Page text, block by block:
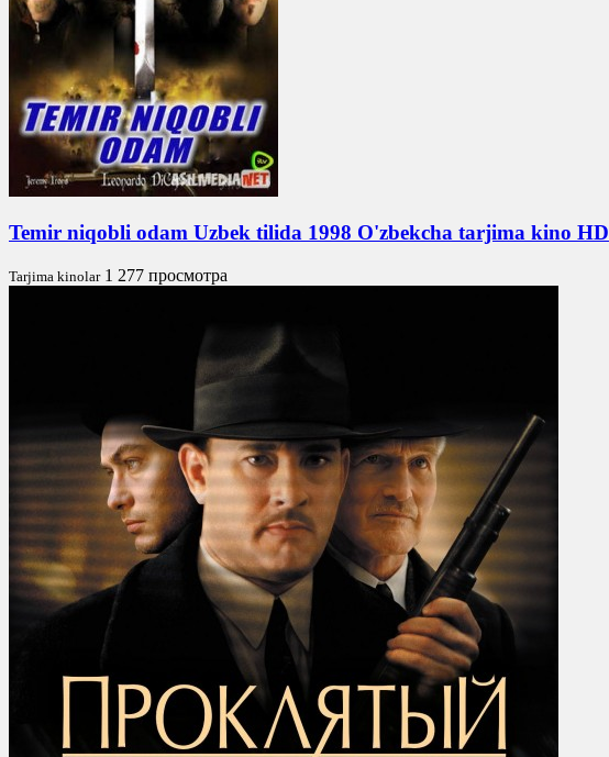
Temir niqobli odam Uzbek tilida 1998 O'zbekcha tarjima kino HD
Tarjima kinolar 1 277 просмотра